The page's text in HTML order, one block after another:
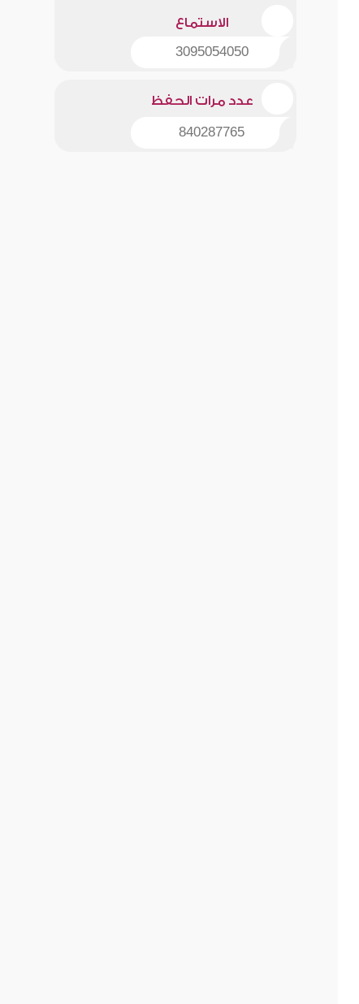
الاستماع
3095054050
عدد مرات الحفظ
840287765